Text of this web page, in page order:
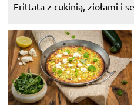
Frittata z cukinią, ziołami i